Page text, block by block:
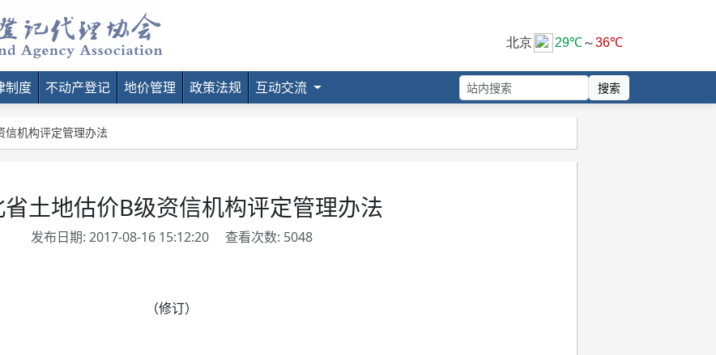
制度 不动产登记 地价管理 政策法规 互动交流 搜索
信机构评定管理办法
土地估价B级资信机构评定管理办法
发布日期: 2017-08-16 15:12:20 查看次数: 5048
（修订）